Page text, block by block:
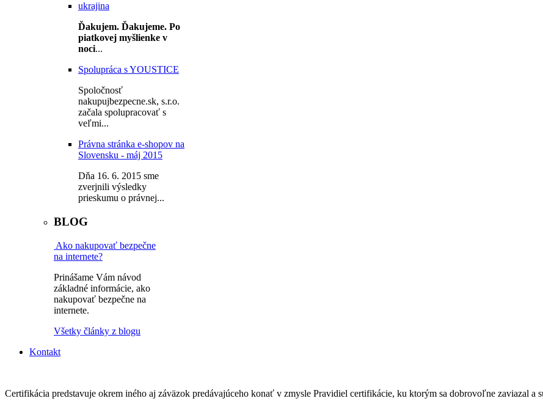
ukrajina
Ďakujem. Ďakujeme. Po
piatkovej myšlienke v
noci...
Spolupráca s YOUSTICE
Spoločnosť
nakupujbezpecne.sk, s.r.o.
začala spolupracovať s
veľmi...
Právna stránka e-shopov na
Slovensku - máj 2015
Dňa 16. 6. 2015 sme
zverjnili výsledky
prieskumu o právnej...
BLOG
Ako nakupovať bezpečne
na internete?
Prinášame Vám návod
základné informácie, ako
nakupovať bezpečne na
internete.
Všetky články z blogu
Kontakt
Certifikácia predstavuje okrem iného aj záväzok predávajúceho konať v zmysle Pravidiel certifikácie, ku ktorým sa dobrovoľne zaviazal a